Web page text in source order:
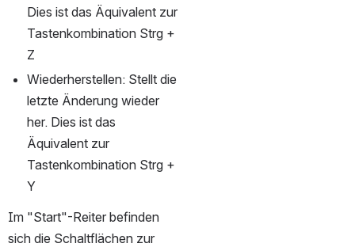
Dies ist das Äquivalent zur
Tastenkombination Strg +
Z
Wiederherstellen: Stellt die
letzte Änderung wieder
her. Dies ist das
Äquivalent zur
Tastenkombination Strg +
Y
Im "Start"-Reiter befinden
sich die Schaltflächen zur